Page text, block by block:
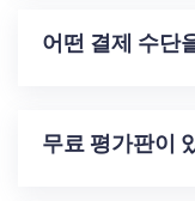
어떤 결제 수단
무료 평가판이